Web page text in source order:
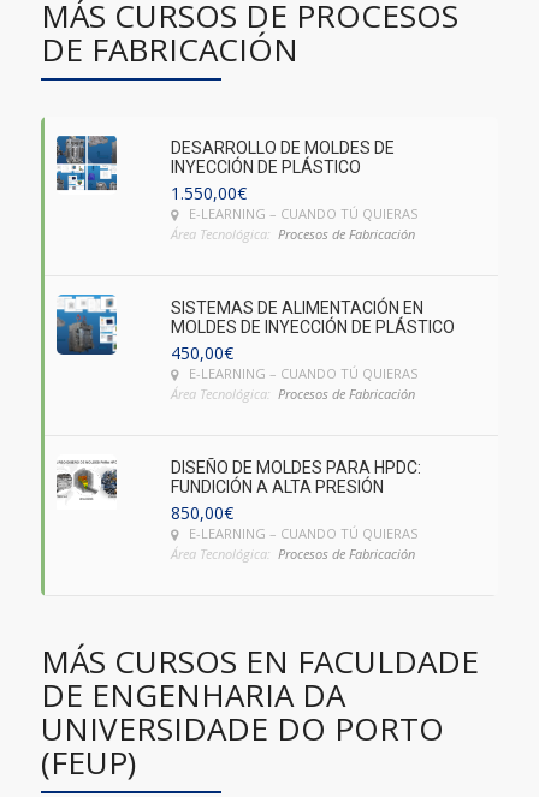
MÁS CURSOS DE PROCESOS
DE FABRICACIÓN
DESARROLLO DE MOLDES DE
INYECCIÓN DE PLÁSTICO
1.550,00€
E-LEARNING – CUANDO TÚ QUIERAS
Área Tecnológica: Procesos de Fabricación
SISTEMAS DE ALIMENTACIÓN EN
MOLDES DE INYECCIÓN DE PLÁSTICO
450,00€
E-LEARNING – CUANDO TÚ QUIERAS
Área Tecnológica: Procesos de Fabricación
DISEÑO DE MOLDES PARA HPDC:
FUNDICIÓN A ALTA PRESIÓN
850,00€
E-LEARNING – CUANDO TÚ QUIERAS
Área Tecnológica: Procesos de Fabricación
MÁS CURSOS EN FACULDADE
DE ENGENHARIA DA
UNIVERSIDADE DO PORTO
(FEUP)